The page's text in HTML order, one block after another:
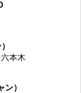
本木
）